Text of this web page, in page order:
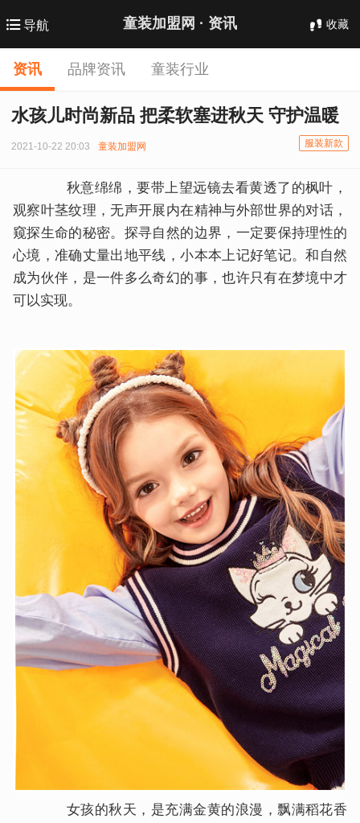
导航 童装加盟网 · 资讯 收藏
资讯 品牌资讯 童装行业
水孩儿时尚新品 把柔软塞进秋天 守护温暖
2021-10-22 20:03 童装加盟网 服装新款
秋意绵绵，要带上望远镜去看黄透了的枫叶，
观察叶茎纹理，无声开展内在精神与外部世界的对话，
窥探生命的秘密。探寻自然的边界，一定要保持理性的
心境，准确丈量出地平线，小本本上记好笔记。和自然
成为伙伴，是一件多么奇幻的事，也许只有在梦境中才
可以实现。
女孩的秋天，是充满金黄的浪漫，飘满稻花香